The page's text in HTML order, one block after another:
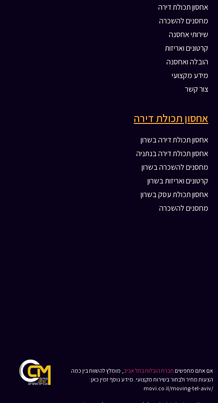
אחסון תכולת דירה
אחסון תכולת דירה בשרון
אחסון תכולת דירה בנתניה
מחסנים להשכרה בשרון
קרטונים ואריזות בשרון
אחסון תכולת עסק בשרון
מחסנים להשכרה
אחסון תכולת דירה
מחסנים להשכרה
שירותי אחסנה
קרטונים ואריזות
הובלה ואחסנה
מידע מקצועי
צור קשר
אם אתם מחפשים חברת הובלות בתל אביב, מומלץ להשוות בין כמה
הצעות מחיר ולבחור בשירות מקצועי. מידע נוסף זמין כאן:
/movi.co.il/moving-tel-aviv